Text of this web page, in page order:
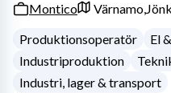
Montico Värnamo,
Produktionsoperatör
El
Industriproduktion
Industri, lager & transport